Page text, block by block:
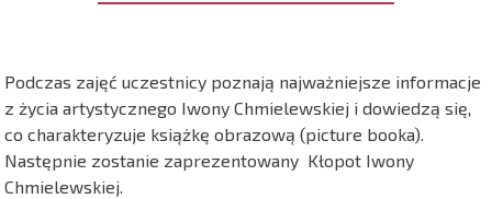
Podczas zajęć uczestnicy poznają najważniejsze informacje
z życia artystycznego Iwony Chmielewskiej i dowiedzą się,
co charakteryzuje książkę obrazową (picture booka).
Następnie zostanie zaprezentowany Kłopot Iwony
Chmielewskiej.